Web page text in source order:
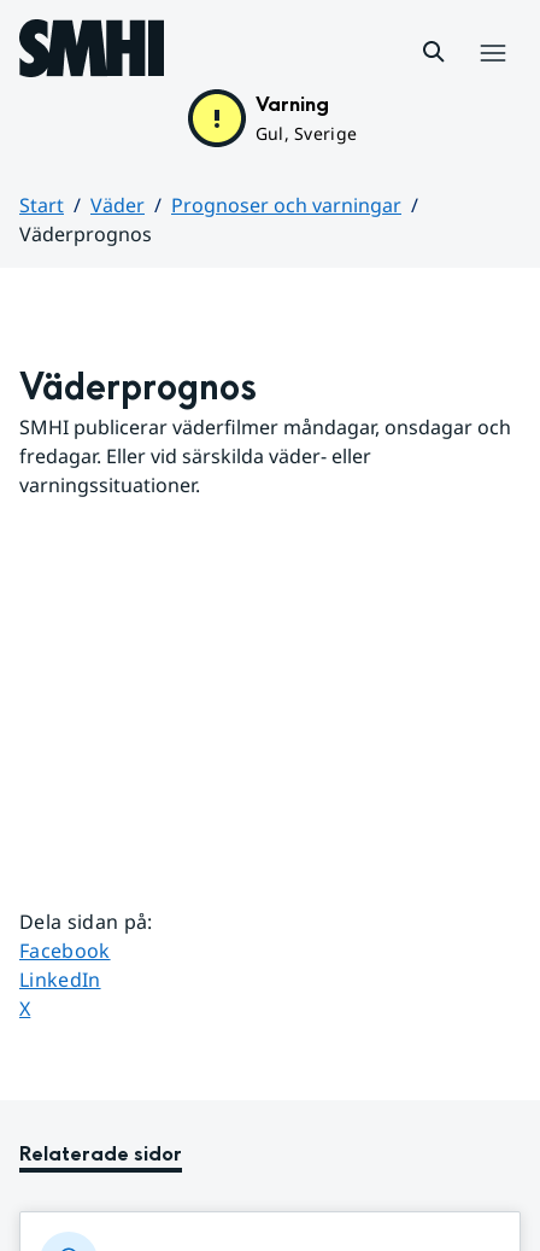
Hoppa till sidans innehåll
Varning
Gul, Sverige
Start Väder
Prognoser och varningar
Väderprognos
Väderprognos
SMHI publicerar väderfilmer måndagar, onsdagar och
fredagar. Eller vid särskilda väder- eller
varningssituationer.
Dela sidan på:
Dela sidan på
Facebook
Dela sidan på
LinkedIn
Dela sidan på
X
Relaterade sidor